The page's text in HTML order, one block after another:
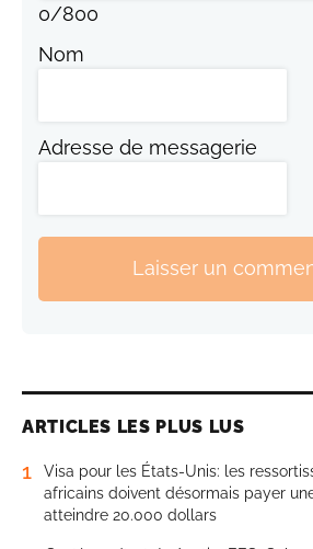
0/800
Nom
Adresse de messagerie
Laisser un
ARTICLES LES PLUS LUS
1
Visa pour les États-Unis: les
africains doivent désormais payer
atteindre 20.000 dollars